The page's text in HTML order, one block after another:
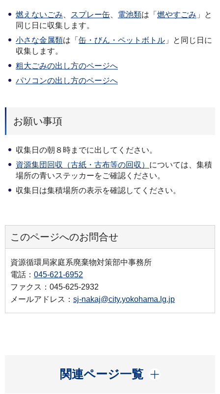
燃えないごみ スプレー缶 電池類は「 燃やすごみ 」と
同じ日に収集します。
小さな金属類は「 缶・びん・ペットボトル 」と同じ日に
収集します。
粗大ごみの出し方のページへ
パソコンの出し方のページへ
お願い事項
収集日の朝８時までに出してください。
資源集団回収（古紙・古布等の回収） については、集積
場所の青いステッカーをご確認ください。
収集日は集積場所の表示を確認してください。
このページへのお問合せ
資源循環局家庭系廃棄物対策部中事務所
電話： 045-621-6952
ファクス：045-625-2932
メールアドレス： sj-nakaj@city.yokohama.lg.jp
関連ページ一覧
開く